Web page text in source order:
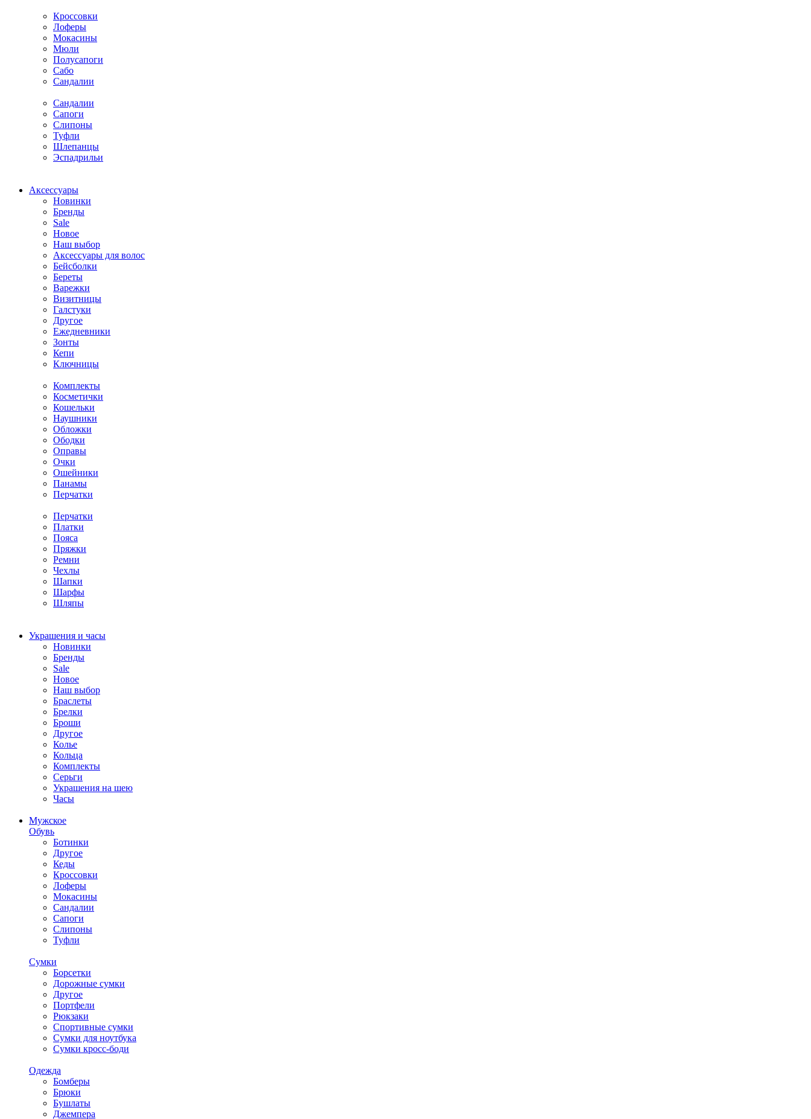
Кроссовки
Лоферы
Мокасины
Мюли
Полусапоги
Сабо
Сандалии
Сандалии
Сапоги
Слипоны
Туфли
Шлепанцы
Эспадрильи
Аксессуары
Новинки
Бренды
Sale
Новое
Наш выбор
Аксессуары для волос
Бейсболки
Береты
Варежки
Визитницы
Галстуки
Другое
Ежедневники
Зонты
Кепи
Ключницы
Комплекты
Косметички
Кошельки
Наушники
Обложки
Ободки
Оправы
Очки
Ошейники
Панамы
Перчатки
Перчатки
Платки
Пояса
Пряжки
Ремни
Чехлы
Шапки
Шарфы
Шляпы
Украшения и часы
Новинки
Бренды
Sale
Новое
Наш выбор
Браслеты
Брелки
Броши
Другое
Колье
Кольца
Комплекты
Серьги
Украшения на шею
Часы
Мужское
Обувь
Ботинки
Другое
Кеды
Кроссовки
Лоферы
Мокасины
Сандалии
Сапоги
Слипоны
Туфли
Сумки
Борсетки
Дорожные сумки
Другое
Портфели
Рюкзаки
Спортивные сумки
Сумки для ноутбука
Сумки кросс-боди
Одежда
Бомберы
Брюки
Бушлаты
Джемпера